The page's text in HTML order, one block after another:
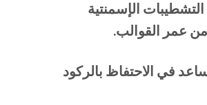
الإسمنتية
من عمر القوالب.
في الاحتفاظ بالركود